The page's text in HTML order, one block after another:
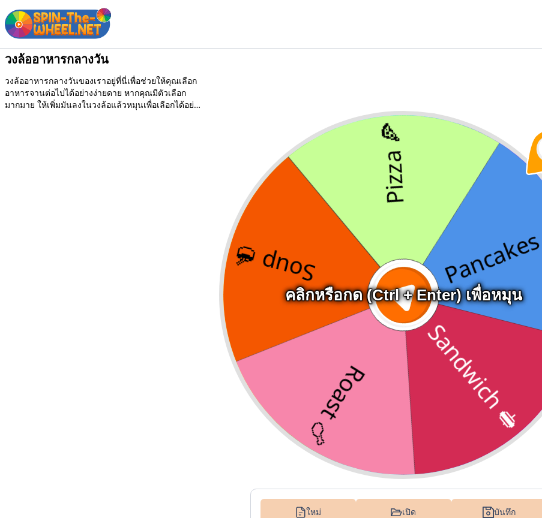
วงล้ออาหารกลางวัน
วงล้ออาหารกลางวันของเราอยู่ที่นี่เพื่อช่วยให้คุณเลือก
อาหารจานต่อไปได้อย่างง่ายดาย หากคุณมีตัวเลือก
มากมาย ให้เพิ่มมันลงในวงล้อแล้วหมุนเพื่อเลือกได้อย่าง
คลิกหรือกด (Ctrl + Enter) เพื่อหมุน
ใหม่ เปิด บันทึก